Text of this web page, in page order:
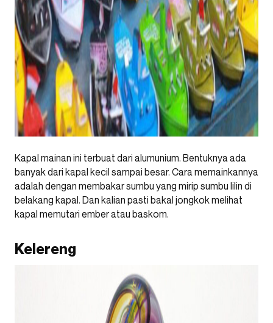
Kapal mainan ini terbuat dari alumunium. Bentuknya ada
banyak dari kapal kecil sampai besar. Cara memainkannya
adalah dengan membakar sumbu yang mirip sumbu lilin di
belakang kapal. Dan kalian pasti bakal jongkok melihat
kapal memutari ember atau baskom.
Kelereng